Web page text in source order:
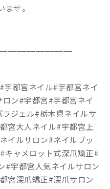
せ。
都宮ネイル#宇都宮ネイ
ン#宇都宮#宇都宮ネイ
ジェル#栃木県ネイルサ
宮大人ネイル#宇都宮上
イルサロン#ネイルブッ
キャメロット式深爪矯正#
#宇都宮人気ネイルサロン
宮深爪矯正#深爪サロン